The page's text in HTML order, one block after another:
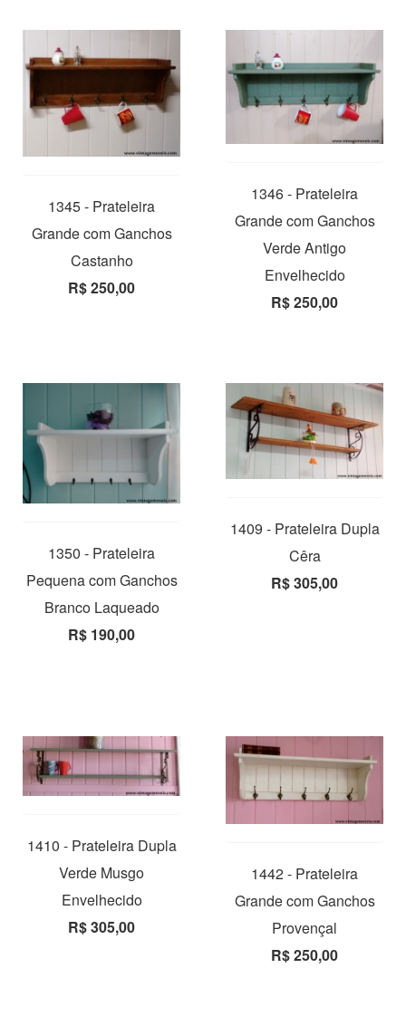
1345 - Prateleira
Grande com Ganchos
Castanho
R$ 250,00
1346 - Prateleira
Grande com Ganchos
Verde Antigo
Envelhecido
R$ 250,00
1350 - Prateleira
Pequena com Ganchos
Branco Laqueado
R$ 190,00
1409 - Prateleira Dupla
Cêra
R$ 305,00
1410 - Prateleira Dupla
Verde Musgo
Envelhecido
R$ 305,00
1442 - Prateleira
Grande com Ganchos
Provençal
R$ 250,00